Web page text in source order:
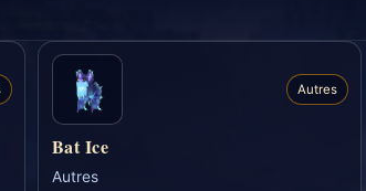
Autres
Bat Ice
Autres